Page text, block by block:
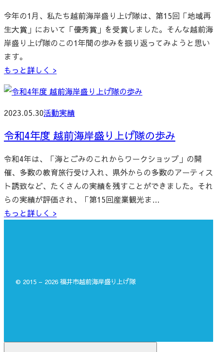
今年の1月、私たち越前海岸盛り上げ隊は、第15回「地域再
生大賞」において「優秀賞」を受賞しました。そんな越前海
岸盛り上げ隊のこの1年間の歩みを振り返ってみようと思い
ます。
もっと詳しく >
2023.05.30活動実績
令和4年度 越前海岸盛り上げ隊の歩み
令和4年は、「海とごみのこれからワークショップ」の開
催、多数の教育旅行受け入れ、県外からの多数のアーティス
ト誘致など、たくさんの実績を残すことができました。それ
らの実績が評価され、「第15回産業観光ま…
もっと詳しく >
© 2015 – 2026 福井市越前海岸盛り上げ隊